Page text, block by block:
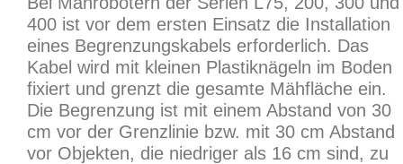
400 ist vor dem ersten Einsatz die Installation
eines Begrenzungskabels erforderlich. Das
Kabel wird mit kleinen Plastiknägeln im Boden
fixiert und grenzt die gesamte Mähfläche ein.
Die Begrenzung ist mit einem Abstand von 30
cm vor der Grenzlinie bzw. mit 30 cm Abstand
vor Objekten, die niedriger als 16 cm sind, zu